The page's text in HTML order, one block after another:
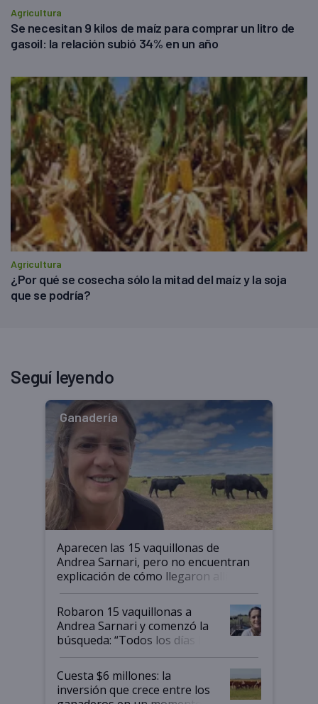
Agricultura
Se necesitan 9 kilos de maíz para comprar un litro de
gasoil: la relación subió 34% en un año
Agricultura
¿Por qué se cosecha sólo la mitad del maíz y la soja
que se podría?
Seguí leyendo
Ganadería
Aparecen las 15 vaquillonas de
Andrea Sarnari, pero no encuentran
explicación de cómo llegaron allí
Robaron 15 vaquillonas a
Andrea Sarnari y comenzó la
búsqueda: “Todos los días le
toca a algún productor”
Cuesta $6 millones: la
inversión que crece entre los